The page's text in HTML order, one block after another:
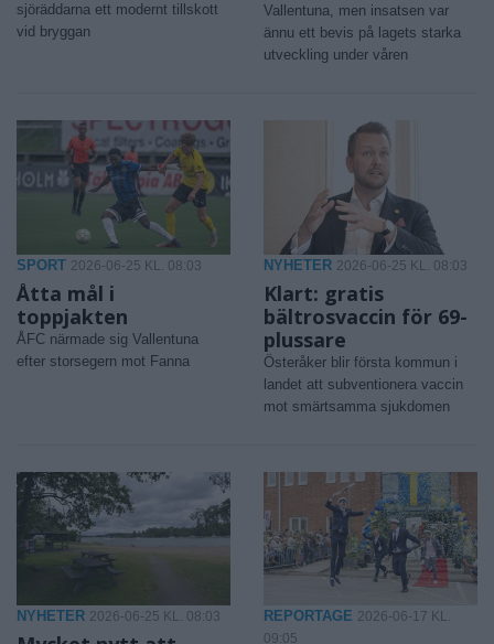
sjöräddarna ett modernt tillskott
vid bryggan
Vallentuna, men insatsen var
ännu ett bevis på lagets starka
utveckling under våren
SPORT 2026-06-25 KL. 08:03
Åtta mål i
toppjakten
ÅFC närmade sig Vallentuna
efter storsegern mot Fanna
NYHETER 2026-06-25 KL. 08:03
Klart: gratis
bältrosvaccin för 69-
plussare
Österåker blir första kommun i
landet att subventionera vaccin
mot smärtsamma sjukdomen
NYHETER 2026-06-25 KL. 08:03 REPORTAGE 2026-06-17 KL.
09:05